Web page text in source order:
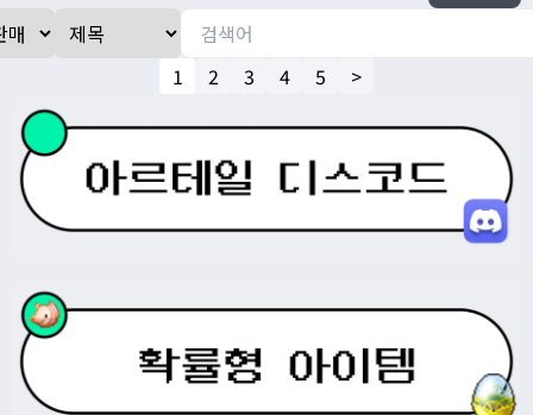
1 2 3 4 5 >